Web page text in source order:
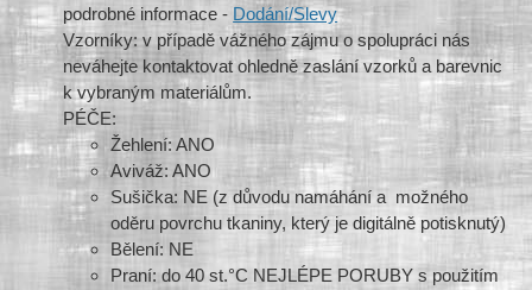
podrobné informace - Dodání/Slevy
Vzorníky: v případě vážného zájmu o spolupráci nás
neváhejte kontaktovat ohledně zaslání vzorků a barevnic
k vybraným materiálům.
PÉČE:
Žehlení: ANO
Aviváž: ANO
Sušička: NE (z důvodu namáhání a možného
oděru povrchu tkaniny, který je digitálně potisknutý)
Bělení: NE
Praní: do 40 st.°C NEJLÉPE PORUBY s použitím